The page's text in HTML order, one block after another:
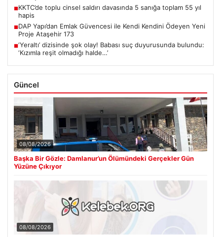
■KKTC’de toplu cinsel saldırı davasında 5 sanığa toplam 55 yıl
hapis
■DAP Yapı’dan Emlak Güvencesi ile Kendi Kendini Ödeyen Yeni
Proje Ataşehir 173
■‘Yeraltı’ dizisinde şok olay! Babası suç duyurusunda bulundu:
‘Kızımla reşit olmadığı halde…’
Güncel
08/08/2026
Başka Bir Gözle: Damlanur’un Ölümündeki Gerçekler Gün
Yüzüne Çıkıyor
08/08/2026